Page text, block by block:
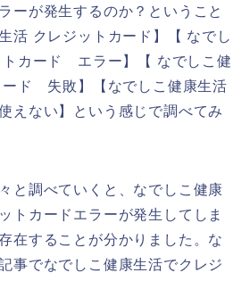
ーが発生するのか？ということ
活 クレジットカード】【 なでし
トカード エラー】【 なでしこ健
ード 失敗】【なでしこ健康生活
えない】という感じで調べてみ
と調べていくと、なでしこ健康
トカードエラーが発生してしま
在することが分かりました。な
事でなでしこ健康生活でクレジ